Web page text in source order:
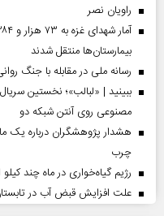
راویان نصر
بیمارستان‌ها منتقل شدند
رسانه ملی در مقابله با جنگ
ببینید | «لبالب»؛ نخستین
مصنوعی روی آنتن شبکه دو
هشدار پژوهشگران درباره یک
چرب
رژیم گیاه‌خواری در ماه چند
علت افزایش قبض آب در